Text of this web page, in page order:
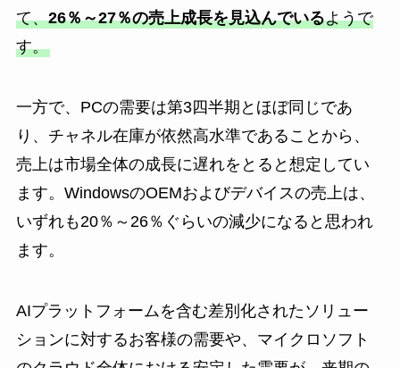
て、26％～27％の売上成長を見込んでいるようで
す。
一方で、PCの需要は第3四半期とほぼ同じであ
り、チャネル在庫が依然高水準であることから、
売上は市場全体の成長に遅れをとると想定してい
ます。WindowsのOEMおよびデバイスの売上は、
いずれも20％～26％ぐらいの減少になると思われ
ます。
AIプラットフォームを含む差別化されたソリュー
ションに対するお客様の需要や、マイクロソフト